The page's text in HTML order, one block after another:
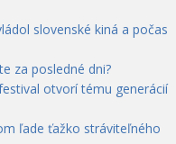
slovenské kiná a počas
za posledné dni?
otvorí tému generácií
ľade ťažko stráviteľného